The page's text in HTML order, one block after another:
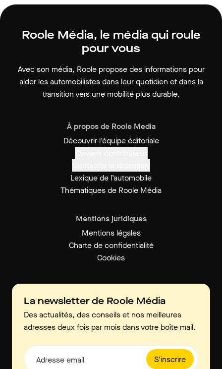
Roole Média, le média qui roule
pour vous
Avec son média, Roole propose des informations pour
aider les automobilistes dans leur quotidien et dans la
transition vers une mobilité plus durable.
À propos de Roole Media
Découvrir l'équipe éditoriale
Lexique de l’automobile
Thématiques de Roole Média
Mentions juridiques
Mentions légales
Charte de confidentialité
Cookies
La newsletter de Roole Média
Des actualités, des conseils et nos meilleures
adresses deux fois par mois dans votre boîte mail.
S'inscrire
Adresse email